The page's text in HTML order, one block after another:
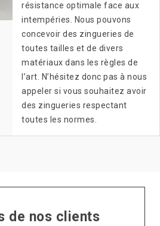
résistance optimale face aux
intempéries. Nous pouvons
concevoir des zingueries de
toutes tailles et de divers
matériaux dans les règles de
l’art. N’hésitez donc pas à nous
appeler si vous souhaitez avoir
des zingueries respectant
toutes les normes.
de nos clients